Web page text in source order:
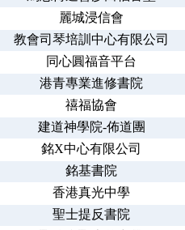
麗城浸信會
教會司琴培訓中心有限公司
同心圓福音平台
港青專業進修書院
禧福協會
建道神學院-佈道團
銘X中心有限公司
銘基書院
香港真光中學
聖士提反書院